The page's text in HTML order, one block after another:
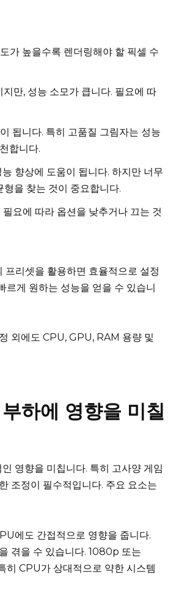
가 높을수록 렌더링해야 할 픽셀 수
만, 성능 소모가 큽니다. 필요에 따
됩니다. 특히 고품질 그림자는 성능
합니다.
향상에 도움이 됩니다. 하지만 너무
을 찾는 것이 중요합니다.
요에 따라 옵션을 낮추거나 끄는 것
프리셋을 활용하면 효율적으로 설정
게 원하는 성능을 얻을 수 있습니
외에도 CPU, GPU, RAM 용량 및
하에 영향을 미칠
영향을 미칩니다. 특히 고사양 게임
조정이 필수적입니다. 주요 요소는
에도 간접적으로 영향을 줍니다.
겪을 수 있습니다. 1080p 또는
히 CPU가 상대적으로 약한 시스템